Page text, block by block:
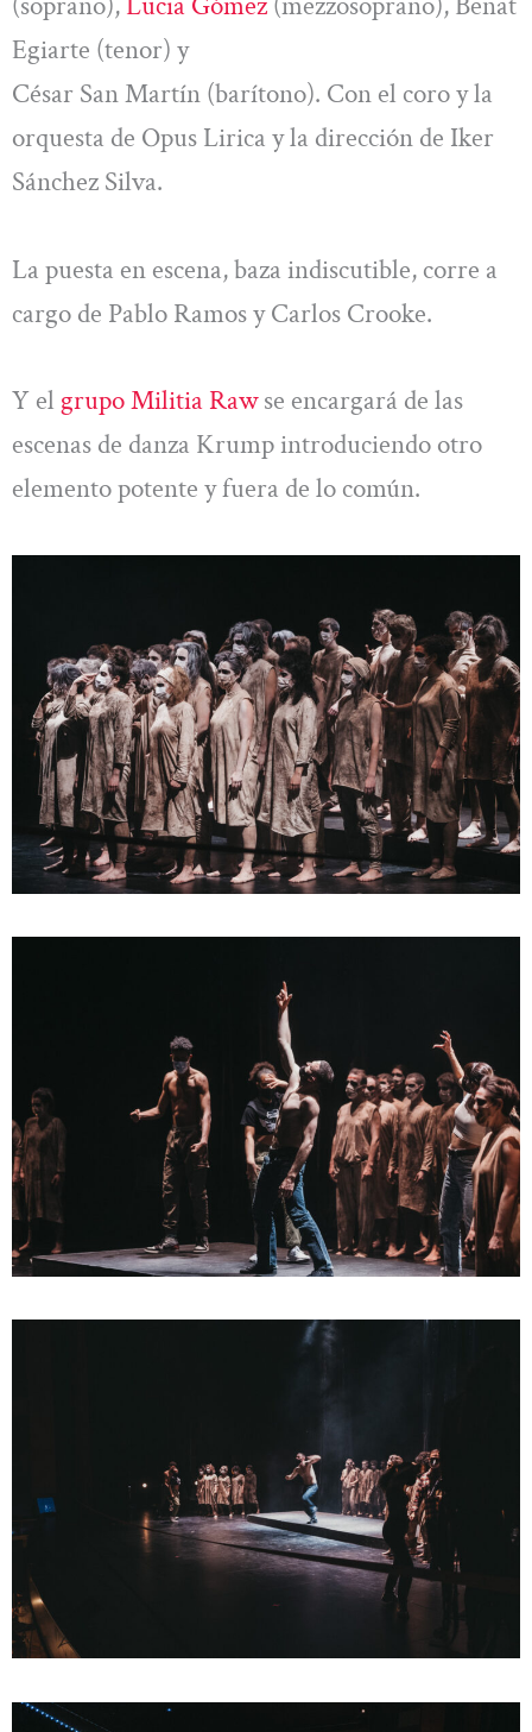
Egiarte (tenor) y
César San Martín (barítono). Con el coro y la
orquesta de Opus Lirica y la dirección de Iker
Sánchez Silva.
La puesta en escena, baza indiscutible, corre a
cargo de Pablo Ramos y Carlos Crooke.
Y el grupo Militia Rawse encargará de las
escenas de danza Krump introduciendo otro
elemento potente y fuera de lo común.